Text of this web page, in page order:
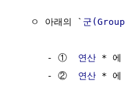
  ㅇ 아래의 `
군
     - ①
연산 * 에
     - ②
연산 * 에